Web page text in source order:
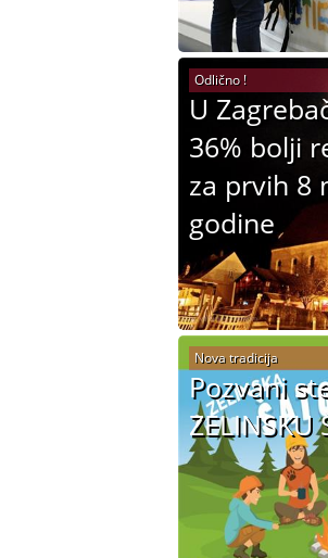
U
36% bolji
za prvih 8
godine
Odlično !
Pozvani
ZELINSKU
Nova tradicija